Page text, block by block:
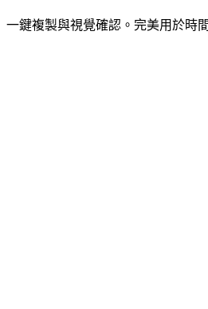
一鍵複製與視覺確認。完美用於時